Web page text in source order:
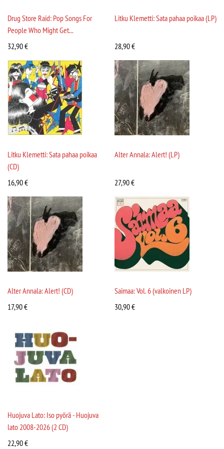
Drug Store Raid: Pop Songs For
People Who Might Get...
32,90€
Litku Klemetti: Sata pahaa poikaa (LP)
28,90€
Litku Klemetti: Sata pahaa poikaa
(CD)
16,90€
Alter Annala: Alert! (LP)
27,90€
Alter Annala: Alert! (CD)
17,90€
Saimaa: Vol. 6 (valkoinen LP)
30,90€
Huojuva Lato: Iso pyörä - Huojuva
lato 2008-2026 (2 CD)
22,90€